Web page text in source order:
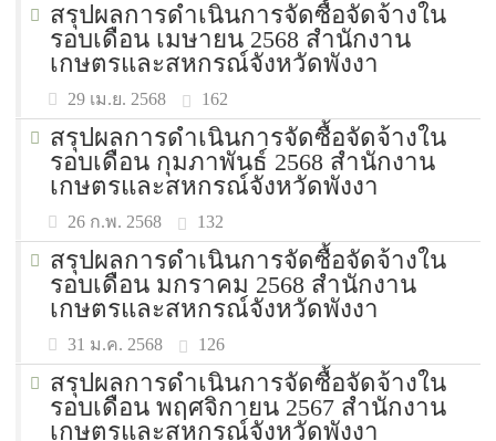
สรุปผลการดำเนินการจัดซื้อจัดจ้างใน
รอบเดือน เมษายน 2568 สำนักงาน
เกษตรและสหกรณ์จังหวัดพังงา
29 เม.ย. 2568 162
สรุปผลการดำเนินการจัดซื้อจัดจ้างใน
รอบเดือน กุมภาพันธ์ 2568 สำนักงาน
เกษตรและสหกรณ์จังหวัดพังงา
26 ก.พ. 2568 132
สรุปผลการดำเนินการจัดซื้อจัดจ้างใน
รอบเดือน มกราคม 2568 สำนักงาน
เกษตรและสหกรณ์จังหวัดพังงา
31 ม.ค. 2568 126
สรุปผลการดำเนินการจัดซื้อจัดจ้างใน
รอบเดือน พฤศจิกายน 2567 สำนักงาน
เกษตรและสหกรณ์จังหวัดพังงา